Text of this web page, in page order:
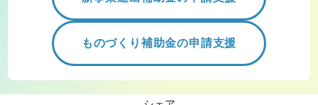
ものづくり補助金の申請支援